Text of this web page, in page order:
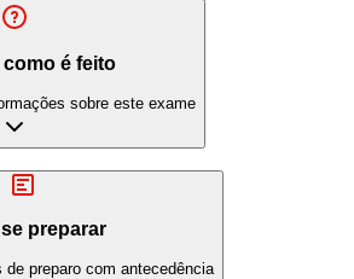
como é feito
sobre este exame
preparar
preparo com antecedência